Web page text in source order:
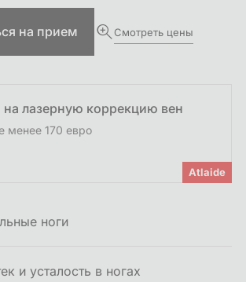
на прием Смотреть цены
лазерную коррекцию вен
менее 170 евро
Atlaide
ноги
и усталость в ногах